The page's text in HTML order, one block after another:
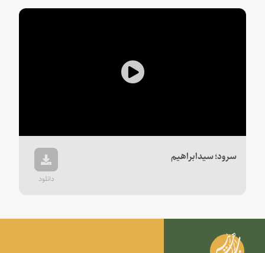
Play
Video
سرود؛ سیدابراهیم
دانلود